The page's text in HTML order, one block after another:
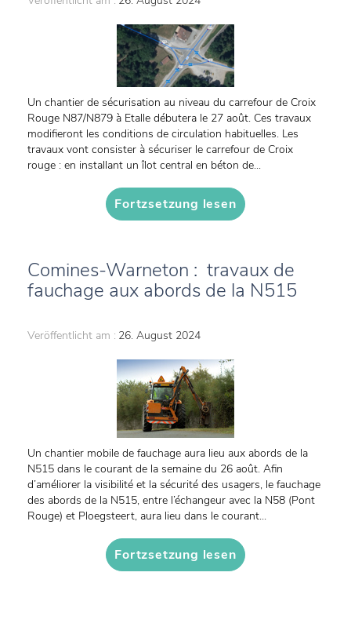
Un chantier de sécurisation au niveau du carrefour de Croix
Rouge N87/N879 à Etalle débutera le 27 août. Ces travaux
modifieront les conditions de circulation habituelles. Les
travaux vont consister à sécuriser le carrefour de Croix
rouge : en installant un îlot central en béton de...
Fortzsetzung lesen
Comines-Warneton : travaux de
fauchage aux abords de la N515
Veröffentlicht am : 26. August 2024
Un chantier mobile de fauchage aura lieu aux abords de la
N515 dans le courant de la semaine du 26 août. Afin
d’améliorer la visibilité et la sécurité des usagers, le fauchage
des abords de la N515, entre l’échangeur avec la N58 (Pont
Rouge) et Ploegsteert, aura lieu dans le courant...
Fortzsetzung lesen